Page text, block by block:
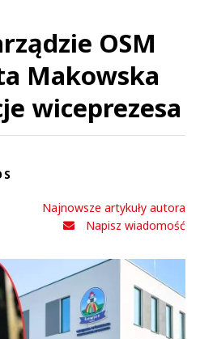
OSM
Makowska
wiceprezesa
Najnowsze artykuły autora
Napisz wiadomość